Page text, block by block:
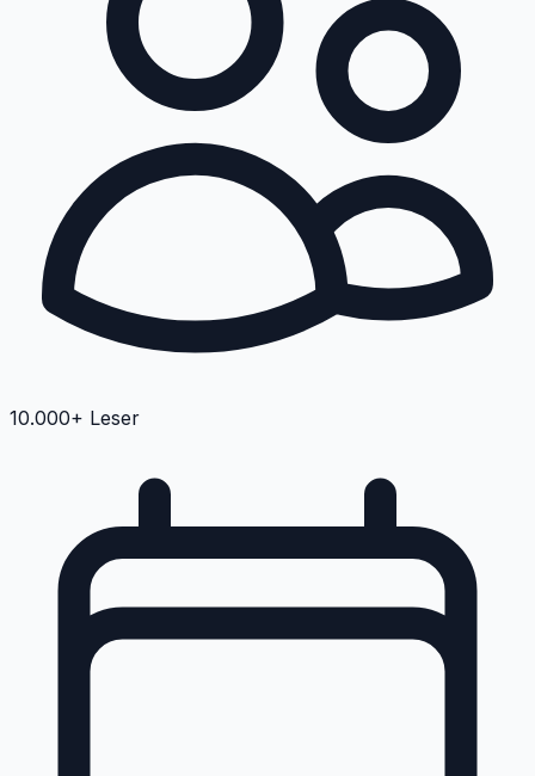
10.000+ Leser